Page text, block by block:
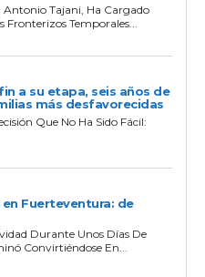
Antonio Tajani, Ha Cargado
Temporales...
a su etapa, seis años de
más desfavorecidas
Que No Ha Sido Fácil:
Fuerteventura: de
Durante Unos Días De
Convirtiéndose En...